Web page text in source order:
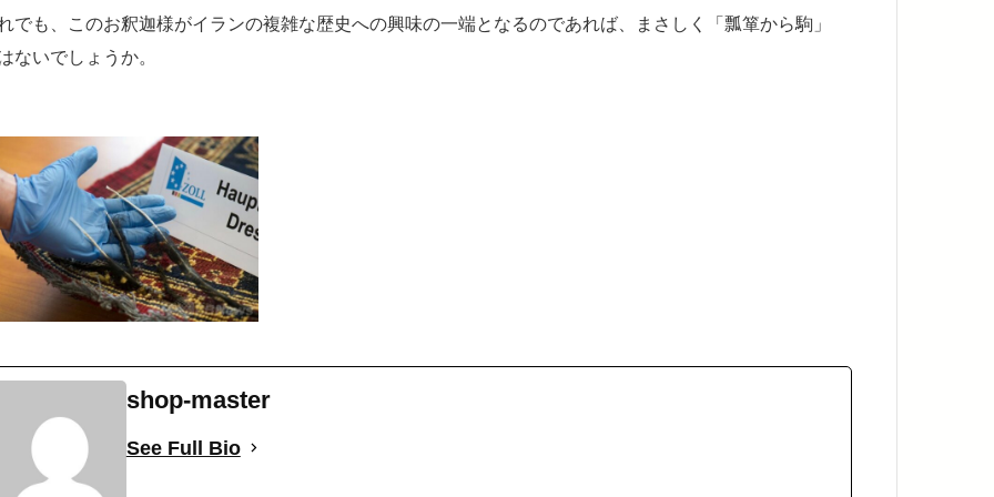
でも、このお釈迦様がイランの複雑な歴史への興味の一端となるのであれば、まさしく「瓢箪から駒」
ないでしょうか。
shop-master
See Full Bio